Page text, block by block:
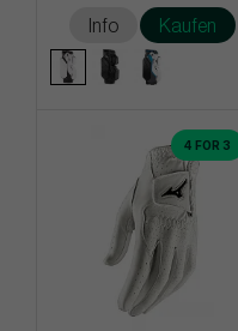
Info Kaufen
4 FOR 3